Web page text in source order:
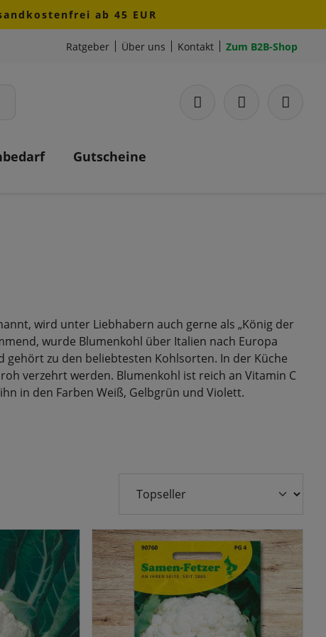
ab 45 EUR
Ratgeber Über uns Kontakt Zum B2B-Shop
Gutscheine
wird unter Liebhabern auch gerne als „König der
wurde Blumenkohl über Italien nach Europa
zu den beliebtesten Kohlsorten. In der Küche
verzehrt werden. Blumenkohl ist reich an Vitamin C
in den Farben Weiß, Gelbgrün und Violett.